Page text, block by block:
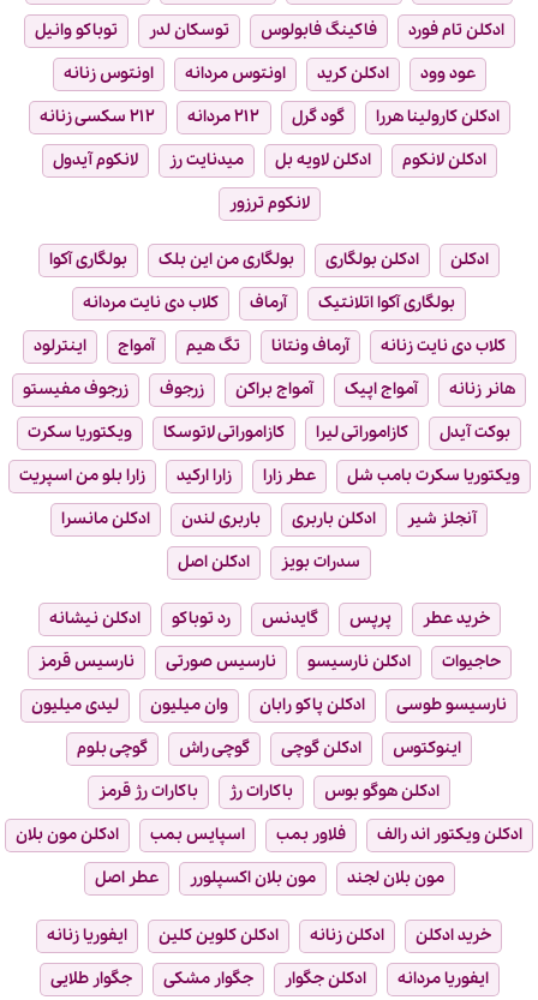
ادکلن تام فورد
فاکینگ فابولوس توسکان لدر
توباکو وانیل
عود وود
ادکلن کرید اونتوس مردانه
اونتوس زنانه
ادکلن کارولینا هررا
گود گرل ۲۱۲ مردانه
۲۱۲ سکسی زنانه
ادکلن لانکوم
ادکلن لاویه بل میدنایت رز
لانکوم آیدول
لانکوم ترزور
ادکلن ادکلن بولگاری بولگاری من این بلک
بولگاری آکوا
بولگاری آکوا اتلانتیک
آرماف
کلاب دی نایت مردانه
کلاب دی نایت زنانه
آرماف ونتانا تگ هیم آمواج
اینترلود
هانر زنانه
آمواج اپیک آمواج براکن زرجوف
زرجوف مفیستو
بوکت آیدل
کازاموراتی لیرا کازاموراتی لاتوسکا
ویکتوریا سکرت
ویکتوریا سکرت بامب شل
عطر زارا زارا ارکید
زارا بلو من اسپریت
آنجلز شیر
ادکلن باربری باربری لندن
ادکلن مانسرا
سدرات بویز
ادکلن اصل
خرید عطر پرپس گایدنس رد توباکو
ادکلن نیشانه
حاجیوات
ادکلن نارسیسو نارسیس صورتی
نارسیس قرمز
نارسیسو طوسی
ادکلن پاکو رابان وان میلیون
لیدی میلیون
اینوکتوس
ادکلن گوچی گوچی راش
گوچی بلوم
ادکلن هوگو بوس
باکارات رژ
باکارات رژ قرمز
ادکلن ویکتور اند رالف
فلاور بمب اسپایس بمب
ادکلن مون بلان
مون بلان لجند
مون بلان اکسپلورر عطر اصل
خرید ادکلن ادکلن زنانه ادکلن کلوین کلین
ایفوریا زنانه
ایفوریا مردانه
ادکلن جگوار جگوار مشکی
جگوار طلایی